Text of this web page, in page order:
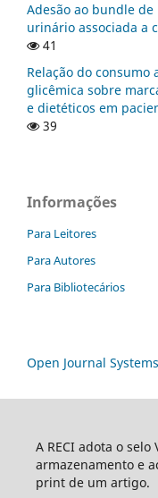
Adesão ao bundle
urinário associada a
41
Relação do
glicêmica sobre
e dietéticos em
39
Informações
Para Leitores
Para Autores
Para Bibliotecários
Open Journal Systems
A RECI adota o
armazenamento e
print de um artigo.